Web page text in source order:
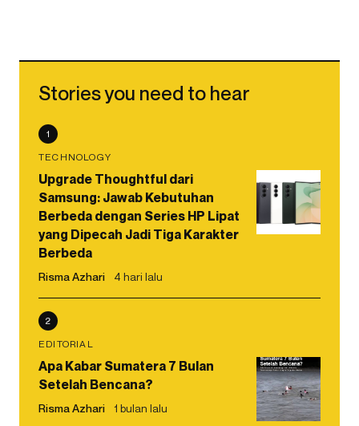
Stories you need to hear
1
TECHNOLOGY
Upgrade Thoughtful dari
Samsung: Jawab Kebutuhan
Berbeda dengan Series HP Lipat
yang Dipecah Jadi Tiga Karakter
Berbeda
Risma Azhari 4 hari lalu
2
EDITORIAL
Apa Kabar Sumatera 7 Bulan
Setelah Bencana?
Risma Azhari 1 bulan lalu